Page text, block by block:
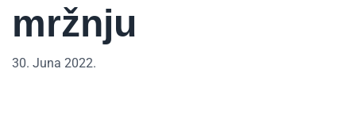
mržnju
30. Juna 2022.